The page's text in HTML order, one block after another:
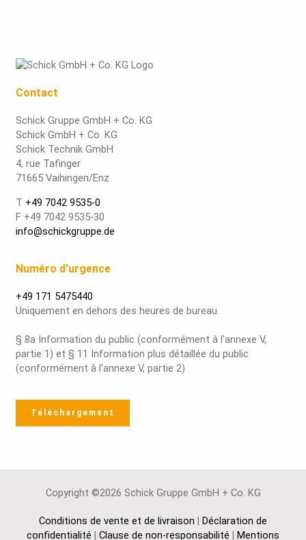
Contact
Schick Gruppe GmbH + Co. KG
Schick GmbH + Co. KG
Schick Technik GmbH
4, rue Tafinger
71665 Vaihingen/Enz
T +49 7042 9535-0
F +49 7042 9535-30
info@schickgruppe.de
Numéro d'urgence
+49 171 5475440
Uniquement en dehors des heures de bureau.
§ 8a Information du public (conformément à l'annexe V,
partie 1) et § 11 Information plus détaillée du public
(conformément à l'annexe V, partie 2)
Téléchargement
Copyright ©2026 Schick Gruppe GmbH + Co. KG
Conditions de vente et de livraison | Déclaration de
confidentialité | Clause de non-responsabilité | Mentions